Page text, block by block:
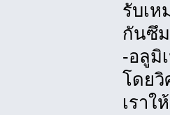
รับเห
กันซึ
-อลูมิ
โดยวิ
เรา